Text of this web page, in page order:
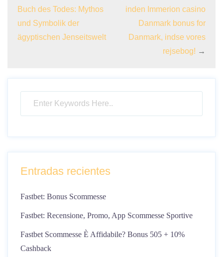
Buch des Todes: Mythos
und Symbolik der
ägyptischen Jenseitswelt
inden Immerion casino
Danmark bonus for
Danmark, indse vores
rejsebog! →
Entradas recientes
Fastbet: Bonus Scommesse
Fastbet: Recensione, Promo, App Scommesse Sportive
Fastbet Scommesse È Affidabile? Bonus 505 + 10%
Cashback